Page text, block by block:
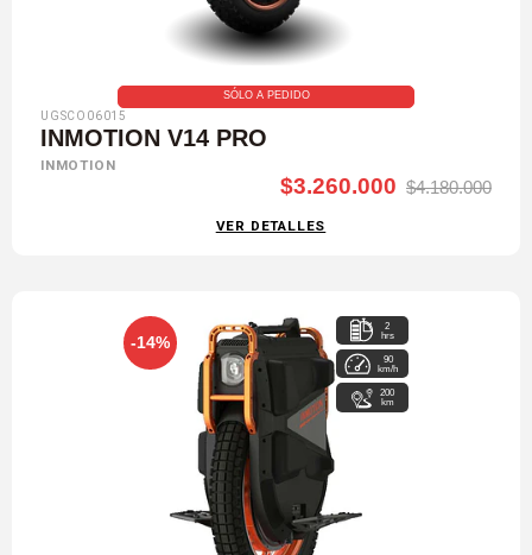
SÓLO A PEDIDO
UGSCO06015
INMOTION V14 PRO
INMOTION
$3.260.000 $4.180.000
VER DETALLES
-14%
2
hrs
90
km/h
200
km